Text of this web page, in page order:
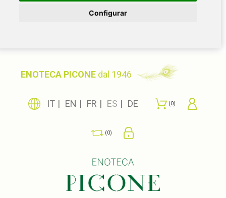
Configurar
ENOTECA PICONE dal 1946
IT EN FR ES DE 0
0